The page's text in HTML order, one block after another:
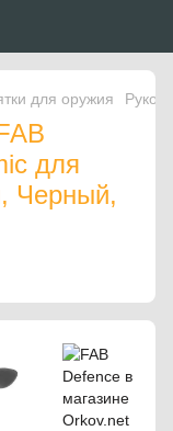
для оружия
для
Черный,